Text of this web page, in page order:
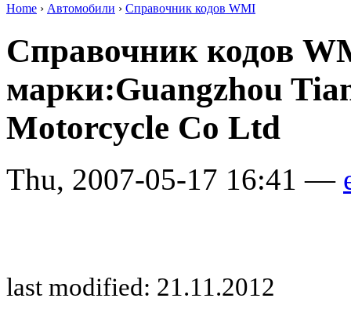
Home › Автомобили › Справочник кодов WMI
Справочник кодов
марки:Guangzhou
Motorcycle Co Ltd
Thu, 2007-05-17 16:41 —
last modified: 21.11.2012